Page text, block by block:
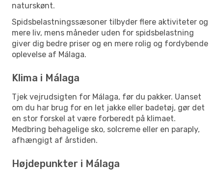
naturskønt.
Spidsbelastningssæsoner tilbyder flere aktiviteter og
mere liv, mens måneder uden for spidsbelastning
giver dig bedre priser og en mere rolig og fordybende
oplevelse af Málaga.
Klima i Málaga
Tjek vejrudsigten for Málaga, før du pakker. Uanset
om du har brug for en let jakke eller badetøj, gør det
en stor forskel at være forberedt på klimaet.
Medbring behagelige sko, solcreme eller en paraply,
afhængigt af årstiden.
Højdepunkter i Málaga